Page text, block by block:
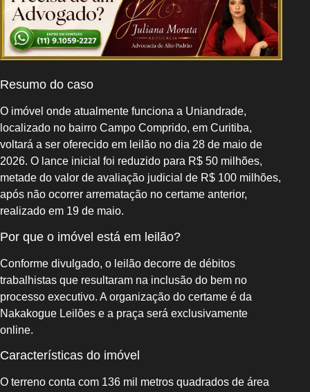
Resumo do caso
O imóvel onde atualmente funciona a Uniandrade,
localizado no bairro Campo Comprido, em Curitiba,
voltará a ser oferecido em leilão no dia 28 de maio de
2026. O lance inicial foi reduzido para R$ 50 milhões,
metade do valor de avaliação judicial de R$ 100 milhões,
após não ocorrer arrematação no certame anterior,
realizado em 19 de maio.
Por que o imóvel está em leilão?
Conforme divulgado, o leilão decorre de débitos
trabalhistas que resultaram na inclusão do bem no
processo executivo. A organização do certame é da
Nakakogue Leilões e a praça será exclusivamente
online.
Características do imóvel
O terreno conta com 136 mil metros quadrados de área